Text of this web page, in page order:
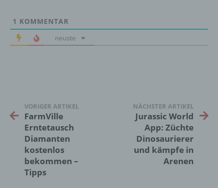
1 KOMMENTAR
neuste
VORIGER ARTIKEL
FarmVille
Erntetausch
Diamanten
kostenlos
bekommen –
Tipps
NÄCHSTER ARTIKEL
Jurassic World
App: Züchte
Dinosaurierer
und kämpfe in
Arenen
Löschen oder die Vernichtung.
künftige Verarbeitung einzuschränken.
e) Profiling
Profiling ist jede Art der automatisierten
Verarbeitung personenbezogener Daten, die